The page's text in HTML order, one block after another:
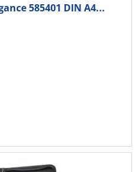
585401 DIN A4...